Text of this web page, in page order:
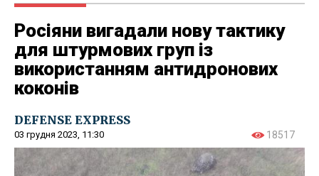
Росіяни вигадали нову тактику
для штурмових груп із
використанням антидронових
коконів
DEFENSE EXPRESS
03 грудня 2023, 11:30 18517